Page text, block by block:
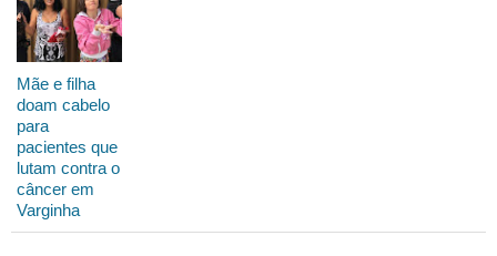
Mãe e filha
doam cabelo
para
pacientes que
lutam contra o
câncer em
Varginha